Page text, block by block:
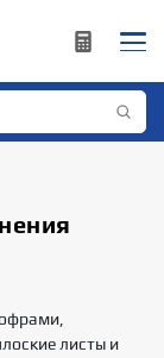
листы и